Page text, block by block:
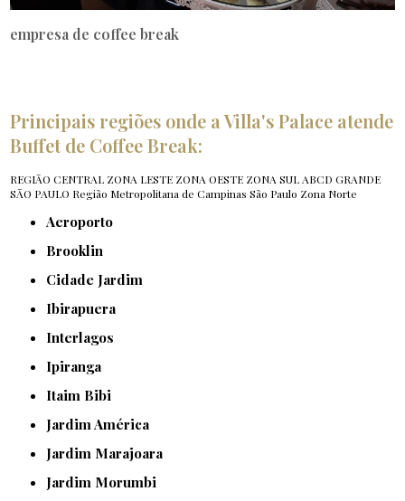
empresa de coffee break
Principais regiões onde a Villa's Palace atende
Buffet de Coffee Break:
REGIÃO CENTRAL ZONA LESTE ZONA OESTE ZONA SUL ABCD GRANDE
SÃO PAULO Região Metropolitana de Campinas São Paulo Zona Norte
Aeroporto
Brooklin
Cidade Jardim
Ibirapuera
Interlagos
Ipiranga
Itaim Bibi
Jardim América
Jardim Marajoara
Jardim Morumbi